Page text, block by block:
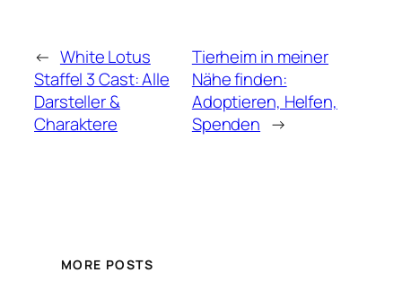
← White Lotus
Staffel 3 Cast: Alle
Darsteller &
Charaktere
Tierheim in meiner
Nähe finden:
Adoptieren, Helfen,
Spenden →
MORE POSTS